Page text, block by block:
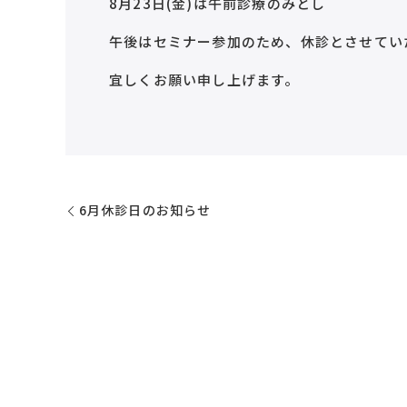
午後はセミナー参加のため、休診とさせてい
宜しくお願い申し上げます。
6月休診日のお知らせ